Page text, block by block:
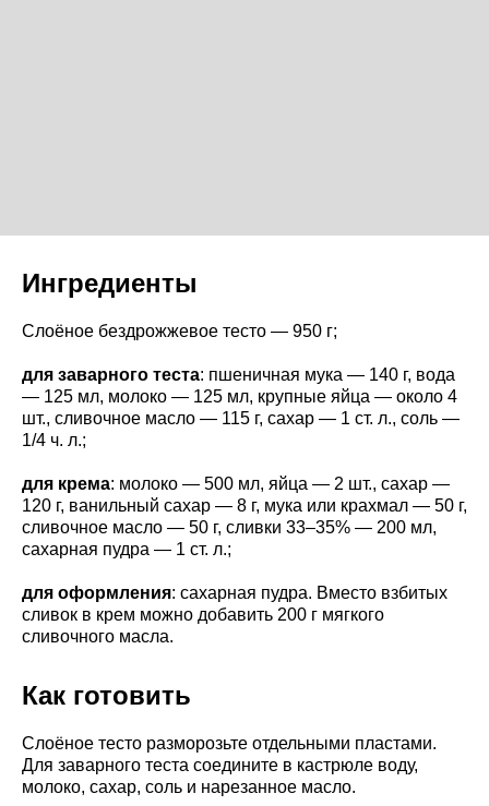
Ингредиенты
Слоёное бездрожжевое тесто — 950 г;
для заварного теста: пшеничная мука — 140 г, вода
— 125 мл, молоко — 125 мл, крупные яйца — около 4
шт., сливочное масло — 115 г, сахар — 1 ст. л., соль —
1/4 ч. л.;
для крема: молоко — 500 мл, яйца — 2 шт., сахар —
120 г, ванильный сахар — 8 г, мука или крахмал — 50 г,
сливочное масло — 50 г, сливки 33–35% — 200 мл,
сахарная пудра — 1 ст. л.;
для оформления: сахарная пудра. Вместо взбитых
сливок в крем можно добавить 200 г мягкого
сливочного масла.
Как готовить
Слоёное тесто разморозьте отдельными пластами.
Для заварного теста соедините в кастрюле воду,
молоко, сахар, соль и нарезанное масло.